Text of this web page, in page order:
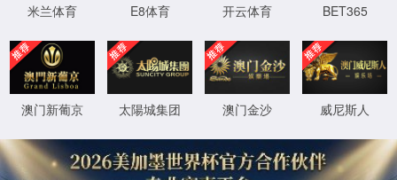
会员
低至
68折
首页 PDF软件功能大全 电脑文件查找